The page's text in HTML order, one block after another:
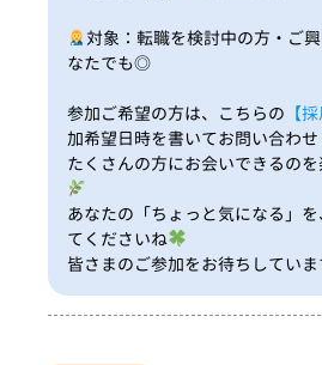
対象：転職を検討中の方・ご
なたでも◎
参加ご希望の方は、こちらの 【
加希望日時を書いてお問い合わせ
たくさんの方にお会いできるの
あなたの「ちょっと気になる」
てくださいね
皆さまのご参加をお待ちしていま